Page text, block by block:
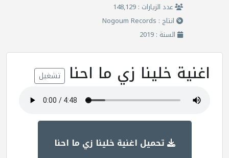
عدد الزيارات : 148,129
انتاج : Nogoum Records
السنة : 2019
اغنية خلينا زي ما احنا تشغيل
تحميل اغنية خلينا زي ما احنا